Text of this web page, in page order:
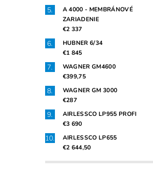
A 4000 - MEMBRÁNOVÉ
ZARIADENIE
€2 337
HUBNER 6/34
€1 845
WAGNER GM4600
€399,75
WAGNER GM 3000
€287
AIRLESSCO LP955 PROFI
€3 690
AIRLESSCO LP655
€2 644,50